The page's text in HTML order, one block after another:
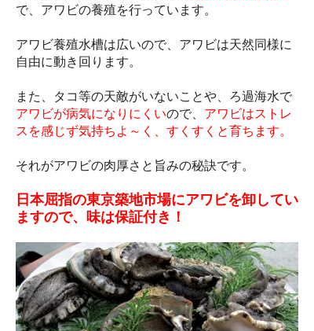
で、アワビの養殖を行っています。
アワビ養殖水槽は広いので、アワビは天然同様に
自由に動き回ります。
また、タコ等の天敵がいないことや、ろ過海水で
アワビが病気になりにくいので、 アワビはストレ
スを感じず気持ちよ～く、すくすくと育ちます。
それがアワビの肉厚さと旨みの秘訣です。
日本屈指の東京築地市場にアワビを卸してい
ますので、味は保証付き！